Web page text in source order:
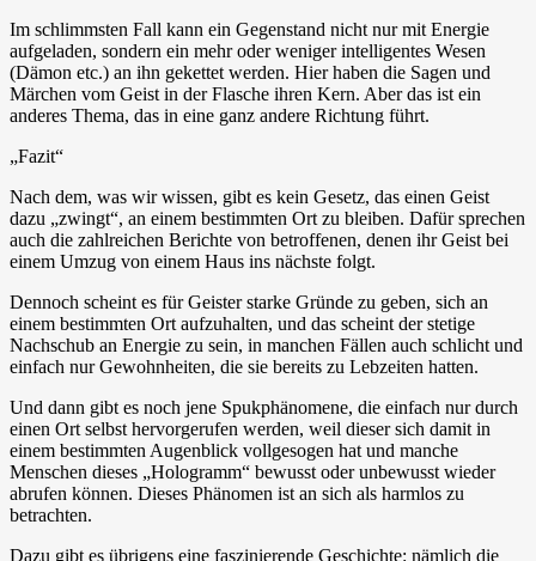
Im schlimmsten Fall kann ein Gegenstand nicht nur mit Energie
aufgeladen, sondern ein mehr oder weniger intelligentes Wesen
(Dämon etc.) an ihn gekettet werden. Hier haben die Sagen und
Märchen vom Geist in der Flasche ihren Kern. Aber das ist ein
anderes Thema, das in eine ganz andere Richtung führt.
„Fazit“
Nach dem, was wir wissen, gibt es kein Gesetz, das einen Geist
dazu „zwingt“, an einem bestimmten Ort zu bleiben. Dafür sprechen
auch die zahlreichen Berichte von betroffenen, denen ihr Geist bei
einem Umzug von einem Haus ins nächste folgt.
Dennoch scheint es für Geister starke Gründe zu geben, sich an
einem bestimmten Ort aufzuhalten, und das scheint der stetige
Nachschub an Energie zu sein, in manchen Fällen auch schlicht und
einfach nur Gewohnheiten, die sie bereits zu Lebzeiten hatten.
Und dann gibt es noch jene Spukphänomene, die einfach nur durch
einen Ort selbst hervorgerufen werden, weil dieser sich damit in
einem bestimmten Augenblick vollgesogen hat und manche
Menschen dieses „Hologramm“ bewusst oder unbewusst wieder
abrufen können. Dieses Phänomen ist an sich als harmlos zu
betrachten.
Dazu gibt es übrigens eine faszinierende Geschichte: nämlich die